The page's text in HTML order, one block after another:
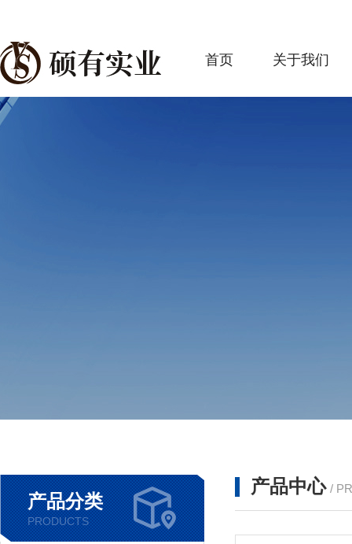
首页 关于我们
产品分类
PRODUCTS
产品中心 /